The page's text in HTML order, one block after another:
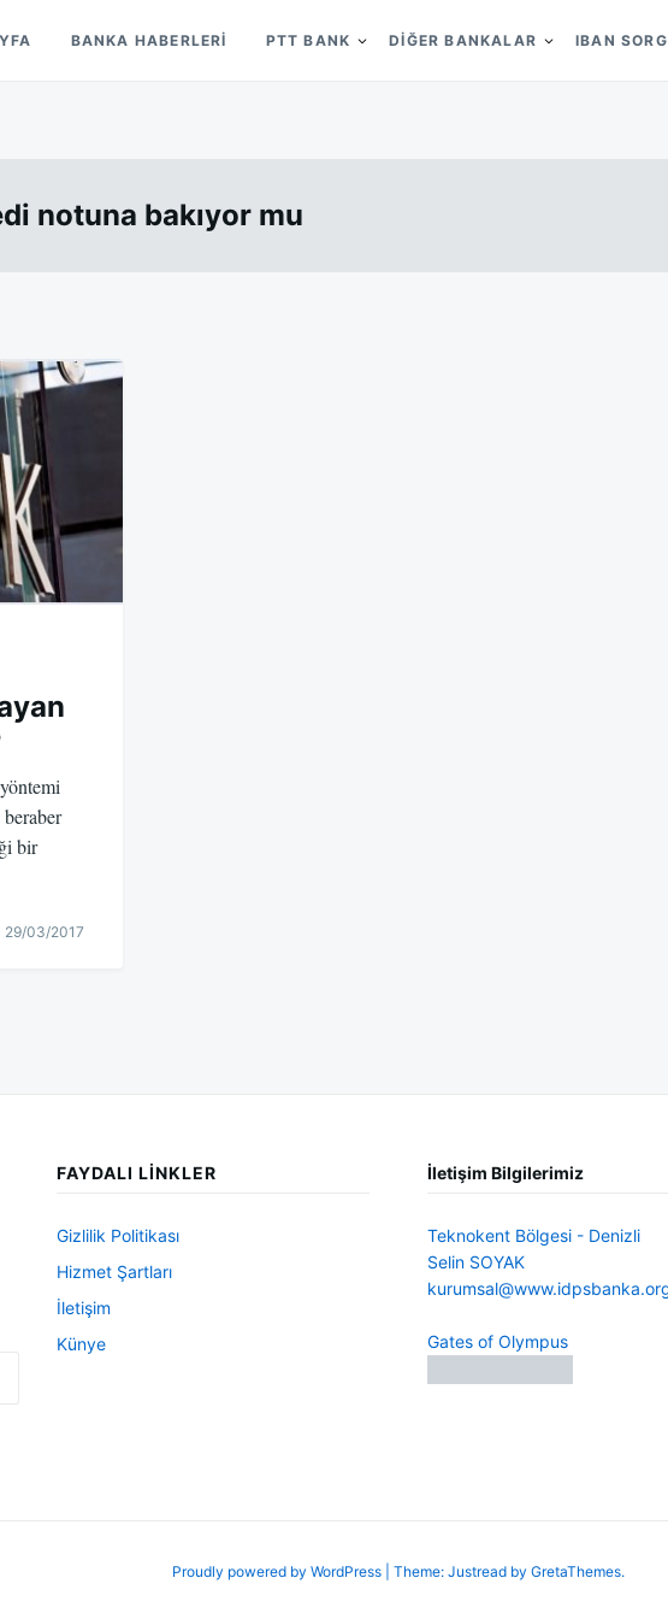
BANKA HABERLERI PTT BANK DIĞER BANKALAR IBAN
notuna bakıyor mu
bir
29/03/2017
FAYDALI LINKLER
Gizlilik Politikası
Hizmet Şartları
İletişim
Künye
İletişim Bilgilerimiz
Teknokent Bölgesi - Denizli
Selin SOYAK
Gates of Olympus
Proudly powered by WordPress Theme: Justread by GretaThemes.